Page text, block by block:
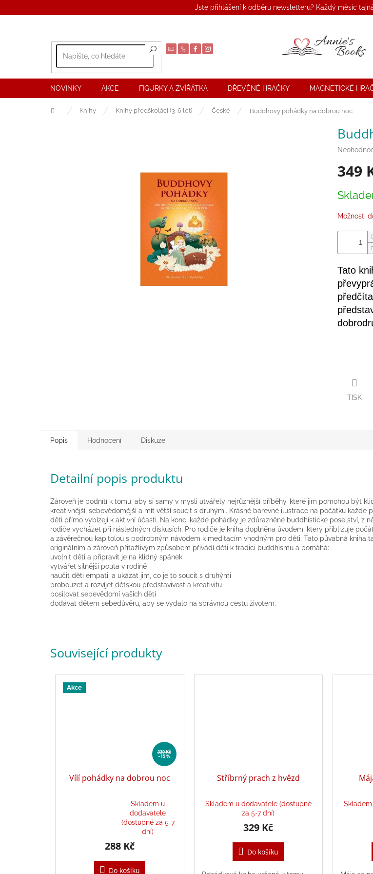
Jste přihlášení k odběru newsletteru? Každý měsíc
NOVINKY AKCE FIGURKY A ZVÍŘÁTKA DŘEVĚNÉ HRAČKY MAGNETICKÉ
Domů Knihy Knihy předškoláci (3-6 let) České Buddhovy pohádky na dobrou noc
Průměrné
produktu
je
z
hvězdiček.
349
cena:
Možnosti
Tato
TISK
Související produkty
Akce
339 Kč
–15 %
Vílí pohádky na dobrou noc
Skladem u
dodavatele
(dostupné za 5-7
dní)
288 Kč
Do košíku
Stříbrný prach z hvězd
Skladem u dodavatele (dostupné
za 5-7 dní)
329 Kč
Do košíku
Popis Hodnocení Diskuze
Detailní popis produktu
Zároveň je podnítí k tomu, aby si samy v mysli utvářely nejrůznější příběhy, které jim pomohou být
kreativnější, sebevědomější a mít větší soucit s druhými. Krásné barevné ilustrace na počátku každé
děti přímo vybízejí k aktivní účasti. Na konci každé pohádky je zdůrazněné buddhistické poselství, z
rodiče vycházet při následných diskusích. Pro rodiče je kniha doplněna úvodem, který přibližuje
a závěrečnou kapitolou s podrobným návodem k meditacím vhodným pro děti. Tato půvabná kniha
originálním a zároveň přitažlivým způsobem přivádí děti k tradici buddhismu a pomáhá:
uvolnit děti a připravit je na klidný spánek
vytvářet silnější pouta v rodině
naučit děti empatii a ukázat jim, co je to soucit s druhými
probouzet a rozvíjet dětskou představivost a kreativitu
posilovat sebevědomí vašich dětí
dodávat dětem sebedůvěru, aby se vydalo na správnou cestu životem.